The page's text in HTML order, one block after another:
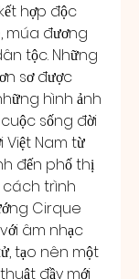
hợp độc
múa đương
tộc. Những
sơ được
hình ảnh
sống đời
Nam từ
đến phố thị
cách trình
Cirque
âm nhạc
tạo nên một
đầy mới